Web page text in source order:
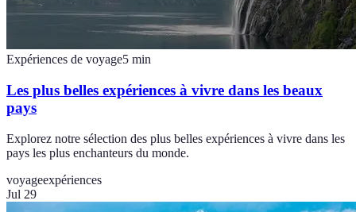
Expériences de voyage5 min
Les plus belles expériences à vivre dans les beaux
pays
Explorez notre sélection des plus belles expériences à vivre dans les
pays les plus enchanteurs du monde.
voyageexpériences
Jul 29